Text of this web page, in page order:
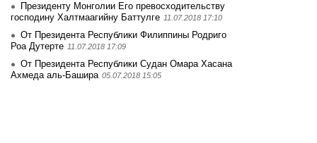
Президенту Монголии Его превосходительству
господину Халтмаагийну Баттулге 11.07.2018 17:10
От Президента Республики Филиппины Родриго
Роа Дутерте 11.07.2018 17:09
От Президента Республики Судан Омара Хасана
Ахмеда аль-Башира 05.07.2018 15:05